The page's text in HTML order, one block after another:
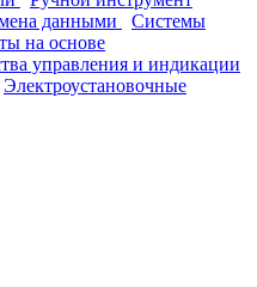
данными
Системы
на основе
управления и индикации
Электроустановочные